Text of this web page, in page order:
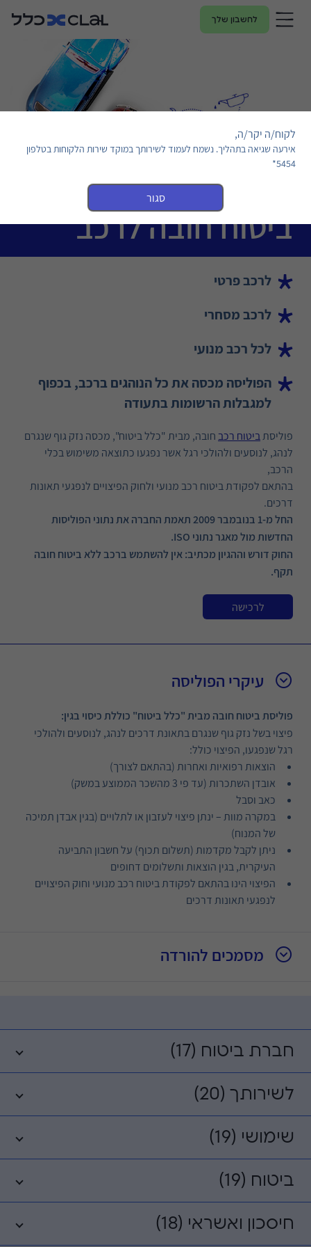
לחשבון שלך
ביטוח חובה לרכב
לרכב פרטי
לרכב מסחרי
לכל רכב מנועי
הפוליסה מכסה את כל הנוהגים ברכב, בכפוף
למגבלות הרשומות בתעודה
פוליסתביטוח רכב חובה, מבית "כלל ביטוח", מכסה נזק גוף שנגרם
לנהג, לנוסעים ולהולכי רגל אשר נפגעו כתוצאה משימוש בכלי
הרכב,
בהתאם לפקודת ביטוח רכב מנועי ולחוק הפיצויים לנפגעי תאונות
דרכים.
החל מ-1 בנובמבר 2009 תאמת החברה את נתוני הפוליסות
החדשות מול מאגר נתוני ISO.
החוק דורש וההגיון מכתיב: אין להשתמש ברכב ללא ביטוח חובה
תקף.
לרכישה
עיקרי הפוליסה
פוליסת ביטוח חובה מבית "כלל ביטוח" כוללת כיסוי בגין:
פיצוי בשל נזק גוף שנגרם בתאונת דרכים לנהג, לנוסעים ולהולכי
רגל שנפגעו, הפיצוי כולל:
הוצאות רפואיות ואחרות (בהתאם לצורך)
אובדן השתכרות (עד פי 3 מהשכר הממוצע במשק)
כאב וסבל
במקרה מוות – ינתן פיצוי לעזבון או לתלויים (בגין אבדן תמיכה
של המנוח)
ניתן לקבל מקדמות (תשלום תכוף) על חשבון התביעה
העיקרית, בגין הוצאות ותשלומים דחופים
הפיצוי הינו בהתאם לפקודת ביטוח רכב מנועי וחוק הפיצויים
לנפגעי תאונות דרכים
מסמכים להורדה
חברת ביטוח (17)
לשירותך (20)
שימושי (19)
ביטוח (19)
חיסכון ואשראי (18)
לקוח/ה יקר/ה,
אירעה שגיאה בתהליך. נשמח לעמוד לשירותך במוקד שירות הלקוחות בטלפון
5454*
סגור